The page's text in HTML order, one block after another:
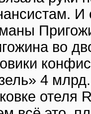
И
во
4
отеля